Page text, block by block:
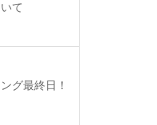
て
グ最終日！